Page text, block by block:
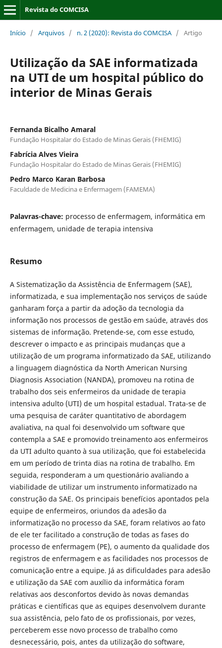
Revista do COMCISA
Início / Arquivos / n. 2 (2020): Revista do COMCISA / Artigo
Utilização da SAE informatizada
na UTI de um hospital público do
interior de Minas Gerais
Fernanda Bicalho Amaral
Fundação Hospitalar do Estado de Minas Gerais (FHEMIG)
Fabrícia Alves Vieira
Fundação Hospitalar do Estado de Minas Gerais (FHEMIG)
Pedro Marco Karan Barbosa
Faculdade de Medicina e Enfermagem (FAMEMA)
Palavras-chave: processo de enfermagem, informática em
enfermagem, unidade de terapia intensiva
Resumo
A Sistematização da Assistência de Enfermagem (SAE),
informatizada, e sua implementação nos serviços de saúde
ganharam força a partir da adoção da tecnologia da
informação nos processos de gestão em saúde, através dos
sistemas de informação. Pretende-se, com esse estudo,
descrever o impacto e as principais mudanças que a
utilização de um programa informatizado da SAE, utilizando
a linguagem diagnóstica da North American Nursing
Diagnosis Association (NANDA), promoveu na rotina de
trabalho dos seis enfermeiros da unidade de terapia
intensiva adulto (UTI) de um hospital estadual. Trata-se de
uma pesquisa de caráter quantitativo de abordagem
avaliativa, na qual foi desenvolvido um software que
contempla a SAE e promovido treinamento aos enfermeiros
da UTI adulto quanto à sua utilização, que foi estabelecida
em um período de trinta dias na rotina de trabalho. Em
seguida, responderam a um questionário avaliando a
viabilidade de utilizar um instrumento informatizado na
construção da SAE. Os principais benefícios apontados pela
equipe de enfermeiros, oriundos da adesão da
informatização no processo da SAE, foram relativos ao fato
de ele ter facilitado a construção de todas as fases do
processo de enfermagem (PE), o aumento da qualidade dos
registros de enfermagem e as facilidades nos processos de
comunicação entre a equipe. Já as dificuldades para adesão
e utilização da SAE com auxílio da informática foram
relativas aos desconfortos devido às novas demandas
práticas e científicas que as equipes desenvolvem durante
sua assistência, pelo fato de os profissionais, por vezes,
perceberem esse novo processo de trabalho como
desnecessário, pois, antes da utilização do software,